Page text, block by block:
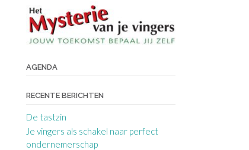
AGENDA
RECENTE BERICHTEN
De tastzin
Je vingers als schakel naar perfect
ondernemerschap